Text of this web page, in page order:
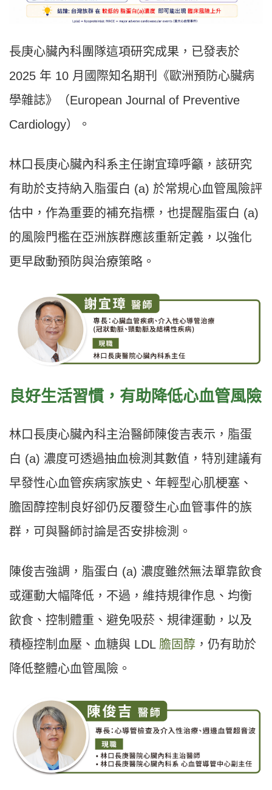
長庚心臟內科團隊這項研究成果，已發表於
2025 年 10 月國際知名期刊《歐洲預防心臟病
學雜誌》（European Journal of Preventive
Cardiology）。
林口長庚心臟內科系主任謝宜璋呼籲，該研究
有助於支持納入脂蛋白 (a) 於常規心血管風險評
估中，作為重要的補充指標，也提醒脂蛋白 (a)
的風險門檻在亞洲族群應該重新定義，以強化
更早啟動預防與治療策略。
良好生活習慣，有助降低心血管風險
林口長庚心臟內科主治醫師陳俊吉表示，脂蛋
白 (a) 濃度可透過抽血檢測其數值，特別建議有
早發性心血管疾病家族史、年輕型心肌梗塞、
膽固醇控制良好卻仍反覆發生心血管事件的族
群，可與醫師討論是否安排檢測。
陳俊吉強調，脂蛋白 (a) 濃度雖然無法單靠飲食
或運動大幅降低，不過，維持規律作息、均衡
飲食、控制體重、避免吸菸、規律運動，以及
積極控制血壓、血糖與 LDL 膽固醇 ，仍有助於
降低整體心血管風險。